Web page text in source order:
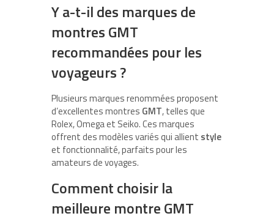
Y a-t-il des marques de
montres GMT
recommandées pour les
voyageurs ?
Plusieurs marques renommées proposent
d’excellentes montres GMT, telles que
Rolex, Omega et Seiko. Ces marques
offrent des modèles variés qui allient style
et fonctionnalité, parfaits pour les
amateurs de voyages.
Comment choisir la
meilleure montre GMT